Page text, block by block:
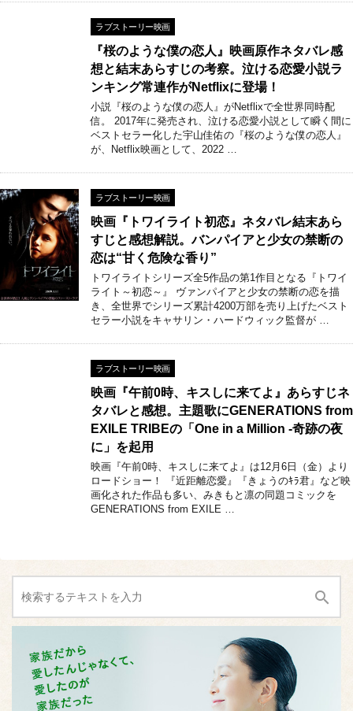
ラブストーリー映画
『桜のような僕の恋人』映画原作ネタバレ感
想と結末あらすじの考察。泣ける恋愛小説ラ
ンキング常連作がNetflixに登場！
小説『桜のような僕の恋人』がNetflixで全世界同時配
信。 2017年に発売され、泣ける恋愛小説として瞬く間に
ベストセラー化した宇山佳佑の『桜のような僕の恋人』
が、Netflix映画として、2022 …
ラブストーリー映画
映画『トワイライト初恋』ネタバレ結末あら
すじと感想解説。バンパイアと少女の禁断の
恋は“甘く危険な香り”
トワイライトシリーズ全5作品の第1作目となる『トワイ
ライト～初恋～』 ヴァンパイアと少女の禁断の恋を描
き、全世界でシリーズ累計4200万部を売り上げたベスト
セラー小説をキャサリン・ハードウィック監督が …
ラブストーリー映画
映画『午前0時、キスしに来てよ』あらすじネ
タバレと感想。主題歌にGENERATIONS from
EXILE TRIBEの「One in a Million -奇跡の夜
に」を起用
映画『午前0時、キスしに来てよ』は12月6日（金）より
ロードショー！ 『近距離恋愛』『きょうのｷﾗ君』など映
画化された作品も多い、みきもと凛の同題コミックを
GENERATIONS from EXILE …